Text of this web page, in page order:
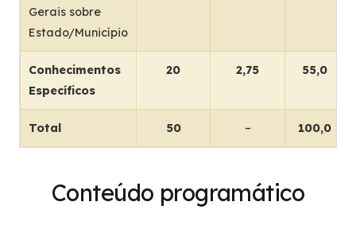
Gerais sobre
Estado/Município
Conhecimentos
Específicos
20 2,75 55,0
Total 50 – 100,0
Conteúdo programático